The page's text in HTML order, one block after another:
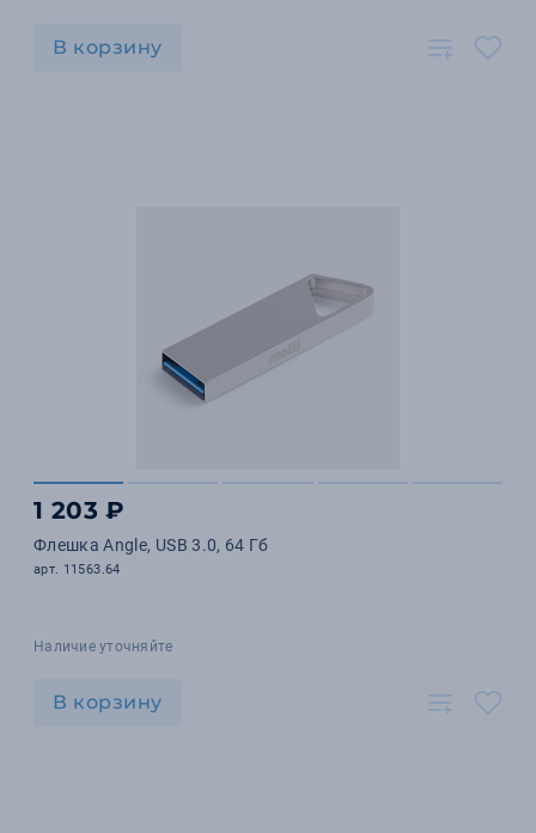
В корзину
1 203 ₽
Флешка Angle, USB 3.0, 64 Гб
арт. 11563.64
Наличие уточняйте
В корзину